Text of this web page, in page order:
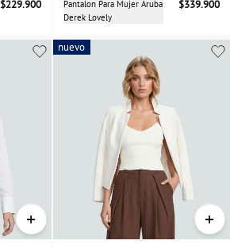
$229.900
Pantalon Para Mujer Aruba
Derek Lovely
$339.900
nuevo
+
nuevo
+